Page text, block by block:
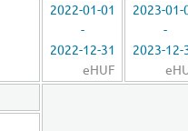
2022-01-01
-
2022-12-31
eHUF
2023-01-
-
2023-12-